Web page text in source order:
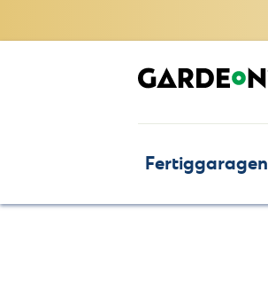
Fertiggaragen